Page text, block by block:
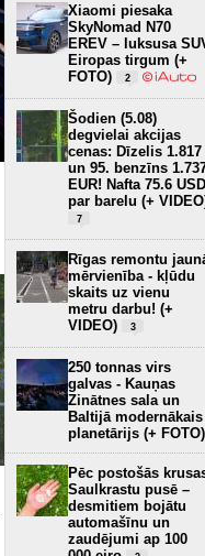
Xiaomi piesaka
SkyNomad N70
EREV – luksusa
Eiropas tirgum (+
FOTO)
2
Šodien (5.08)
degvielai akcijas
cenas: Dīzelis 1.817
un 95. benzīns
EUR! Nafta 75.6 USD
par barelu (+
7
Rīgas remontu
mērvienība - kļūdu
skaits uz vienu
metru darbu! (+
VIDEO)
3
250 tonnas virs
galvas - Kauņas
Zinātnes sala un
Baltijā modernākais
planetārijs (+ FOTO)
Pēc postošās
Saulkrastu pusē –
desmitiem bojātu
automašīnu un
zaudējumi ap 100